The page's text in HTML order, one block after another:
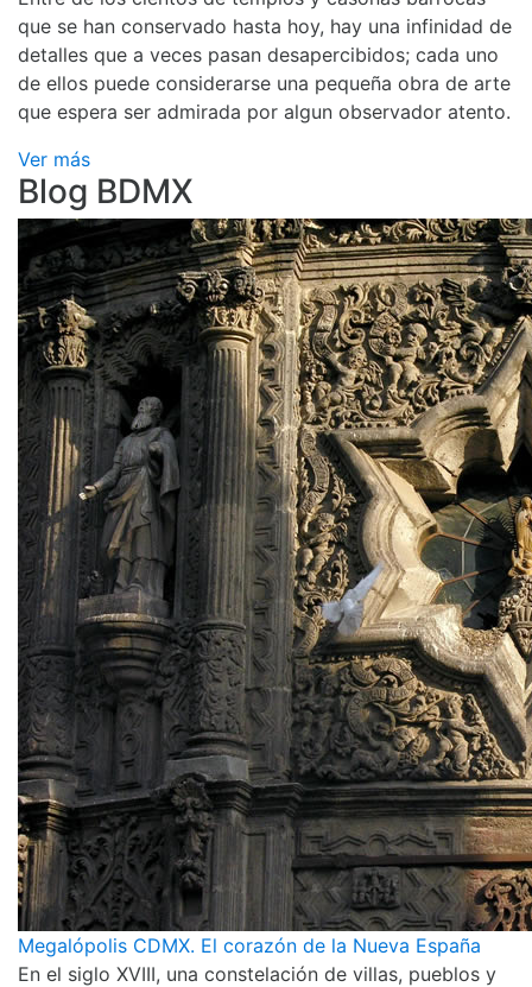
que se han conservado hasta hoy, hay una infinidad de
detalles que a veces pasan desapercibidos; cada uno
de ellos puede considerarse una pequeña obra de arte
que espera ser admirada por algun observador atento.
Ver más
Blog BDMX
Megalópolis CDMX. El corazón de la Nueva España
En el siglo XVIII, una constelación de villas, pueblos y